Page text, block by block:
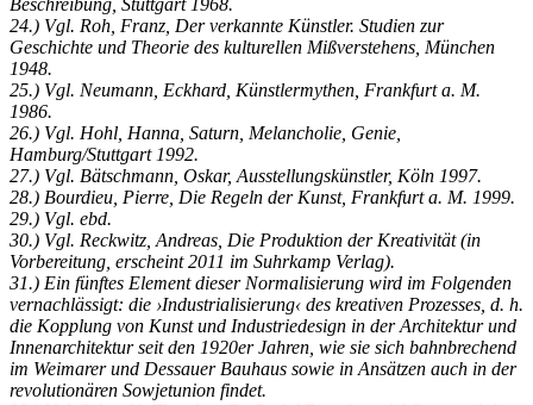
Beschreibung, Stuttgart 1968.
24.) Vgl. Roh, Franz, Der verkannte Künstler. Studien zur
Geschichte und Theorie des kulturellen Mißverstehens, München
1948.
25.) Vgl. Neumann, Eckhard, Künstlermythen, Frankfurt a. M.
1986.
26.) Vgl. Hohl, Hanna, Saturn, Melancholie, Genie,
Hamburg/Stuttgart 1992.
27.) Vgl. Bätschmann, Oskar, Ausstellungskünstler, Köln 1997.
28.) Bourdieu, Pierre, Die Regeln der Kunst, Frankfurt a. M. 1999.
29.) Vgl. ebd.
30.) Vgl. Reckwitz, Andreas, Die Produktion der Kreativität (in
Vorbereitung, erscheint 2011 im Suhrkamp Verlag).
31.) Ein fünftes Element dieser Normalisierung wird im Folgenden
vernachlässigt: die ›Industrialisierung‹ des kreativen Prozesses, d. h.
die Kopplung von Kunst und Industriedesign in der Architektur und
Innenarchitektur seit den 1920er Jahren, wie sie sich bahnbrechend
im Weimarer und Dessauer Bauhaus sowie in Ansätzen auch in der
revolutionären Sowjetunion findet.